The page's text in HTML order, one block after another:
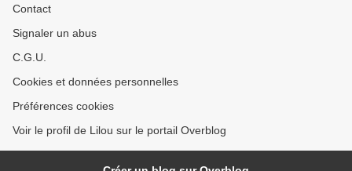
Contact
Signaler un abus
C.G.U.
Cookies et données personnelles
Préférences cookies
Voir le profil de Lilou sur le portail Overblog